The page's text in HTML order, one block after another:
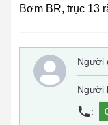
Bơm BR, trục 13
Người
Người
: